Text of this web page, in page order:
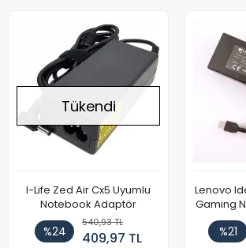
Tükendi
I-Life Zed Air Cx5 Uyumlu
Notebook Adaptör
%24
540,93 TL
409,97 TL
Lenovo
Gaming
Cihazı
%21